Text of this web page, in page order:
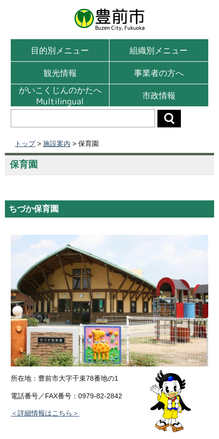
目的別メニュー
組織別メニュー
観光情報
事業者の方へ
がいこくじんのかたへ
Multilingual
市政情報
トップ >施設案内 > 保育園
保育園
ちづか保育園
所在地：豊前市大字千束78番地の1
電話番号／FAX番号：0979-82-2842
＜詳細情報はこちら＞